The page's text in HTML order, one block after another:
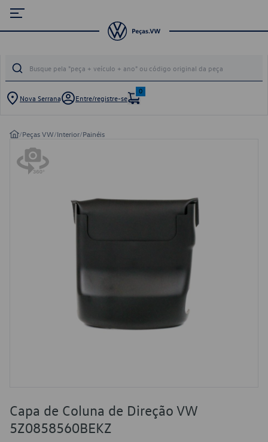
Nova Serrana Entre/registre-se
0
/Peças VW/Interior/Painéis
Capa de Coluna de Direção VW
5Z0858560BEKZ